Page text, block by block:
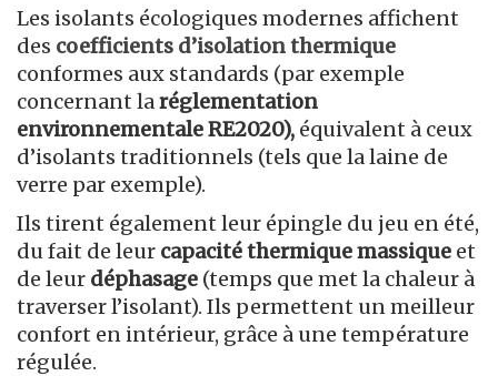
Les isolants écologiques modernes affichent
des coefficients d’isolation thermique
conformes aux standards (par exemple
concernant laréglementation
environnementale RE2020), équivalent à ceux
d’isolants traditionnels (tels que la laine de
verre par exemple).
Ils tirent également leur épingle du jeu en été,
du fait de leur capacité thermique massique et
de leur déphasage (temps que met la chaleur à
traverser l’isolant). Ils permettent un meilleur
confort en intérieur, grâce à une température
régulée.